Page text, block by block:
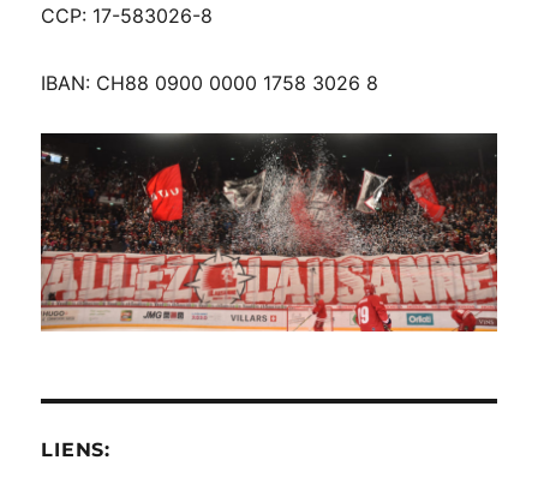
CCP: 17-583026-8
IBAN: CH88 0900 0000 1758 3026 8
LIENS: